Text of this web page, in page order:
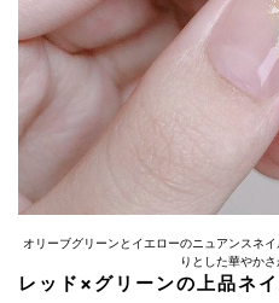
オリーブグリーンとイエローのニュアンスネ
りとした華やかさ
レッド×グリーンの上品ネ